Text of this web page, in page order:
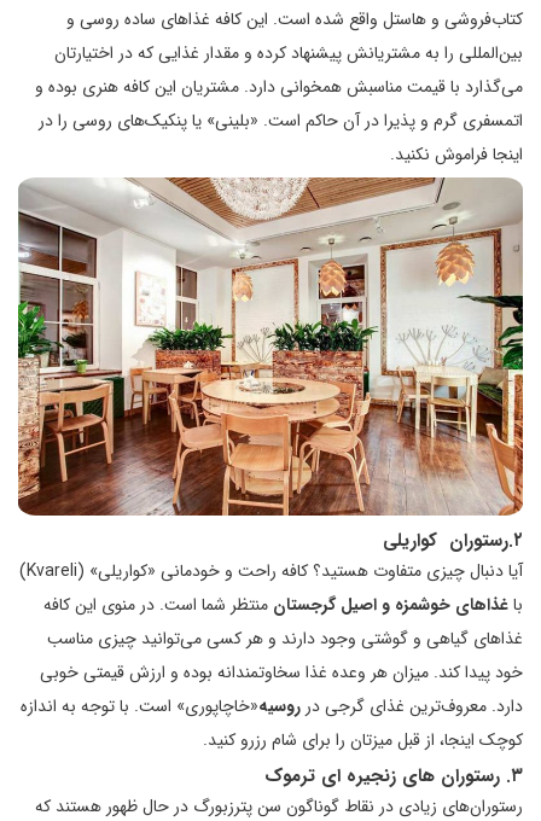
کتاب‌فروشی و هاستل واقع شده است. این کافه غذاهای ساده روسی و
بین‌المللی را به مشتریانش پیشنهاد کرده و مقدار غذایی که در اختیارتان
می‌گذارد با قیمت مناسبش همخوانی دارد. مشتریان این کافه هنری بوده و
اتمسفری گرم و پذیرا در آن حاکم است. «بلینی» یا پنکیک‌های روسی را در
اینجا فراموش نکنید.
۲.رستوران کواریلی
آیا دنبال چیزی متفاوت هستید؟ کافه راحت و خودمانی «کواریلی» (Kvareli)
باغذاهای خوشمزه و اصیل گرجستان منتظر شما است. در منوی این کافه
غذاهای گیاهی و گوشتی وجود دارند و هر کسی می‌توانید چیزی مناسب
خود پیدا کند. میزان هر وعده غذا سخاوتمندانه بوده و ارزش قیمتی خوبی
دارد. معروف‌ترین غذای گرجی در روسیه«خاچاپوری» است. با توجه به اندازه
کوچک اینجا، از قبل میزتان را برای شام رزرو کنید.
۳. رستوران‌ های زنجیره ای ترموک
رستوران‌های زیادی در نقاط گوناگون سن پترزبورگ در حال ظهور هستند که